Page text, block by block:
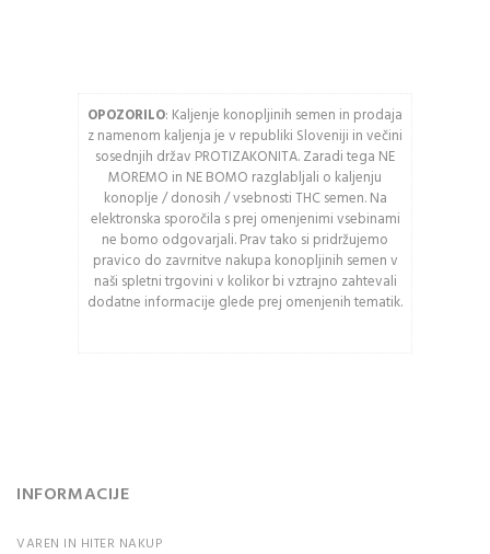
OPOZORILO: Kaljenje konopljinih semen in prodaja
z namenom kaljenja je v republiki Sloveniji in večini
sosednjih držav PROTIZAKONITA. Zaradi tega NE
MOREMO in NE BOMO razglabljali o kaljenju
konoplje / donosih / vsebnosti THC semen. Na
elektronska sporočila s prej omenjenimi vsebinami
ne bomo odgovarjali. Prav tako si pridržujemo
pravico do zavrnitve nakupa konopljinih semen v
naši spletni trgovini v kolikor bi vztrajno zahtevali
dodatne informacije glede prej omenjenih tematik.
INFORMACIJE
VAREN IN HITER NAKUP
Osveži varnostno
kodo
Pozor: Captcha razlikuje
med velikimi in malimi
črkami.
PRIJAVA